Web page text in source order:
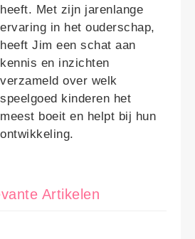
heeft. Met zijn jarenlange
ervaring in het ouderschap,
heeft Jim een schat aan
kennis en inzichten
verzameld over welk
speelgoed kinderen het
meest boeit en helpt bij hun
ontwikkeling.
Artikelen